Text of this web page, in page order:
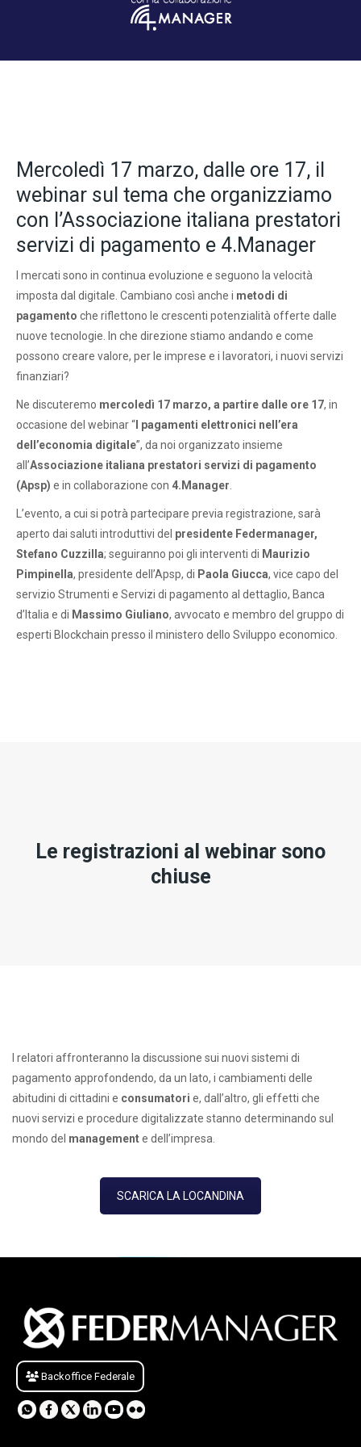
Mercoledì 17 marzo, dalle ore 17, il
webinar sul tema che organizziamo
con l’Associazione italiana prestatori
servizi di pagamento e 4.Manager
I mercati sono in continua evoluzione e seguono la velocità
imposta dal digitale. Cambiano così anche i metodi di
pagamento che riflettono le crescenti potenzialità offerte dalle
nuove tecnologie. In che direzione stiamo andando e come
possono creare valore, per le imprese e i lavoratori, i nuovi servizi
finanziari?
Ne discuteremo mercoledì 17 marzo, a partire dalle ore 17, in
occasione del webinar “ I pagamenti elettronici nell’era
dell’economia digitale”, da noi organizzato insieme
all’Associazione italiana prestatori servizi di pagamento
(Apsp) e in collaborazione con 4.Manager
L’evento, a cui si potrà partecipare previa registrazione, sarà
aperto dai saluti introduttivi del presidente Federmanager,
Stefano Cuzzilla; seguiranno poi gli interventi di Maurizio
Pimpinella, presidente dell’Apsp, di Paola Giucca, vice capo del
servizio Strumenti e Servizi di pagamento al dettaglio, Banca
d’Italia e di Massimo Giuliano, avvocato e membro del gruppo di
esperti Blockchain presso il ministero dello Sviluppo economico.
Le registrazioni al webinar sono
chiuse
I relatori affronteranno la discussione sui nuovi sistemi di
pagamento approfondendo, da un lato, i cambiamenti delle
abitudini di cittadini e consumatori e, dall’altro, gli effetti che
nuovi servizi e procedure digitalizzate stanno determinando sul
mondo del managemente dell’impresa.
SCARICA LA LOCANDINA
Backoffice Federale